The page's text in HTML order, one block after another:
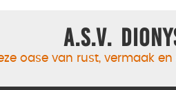
A.S.V.
oase van rust, vermaak